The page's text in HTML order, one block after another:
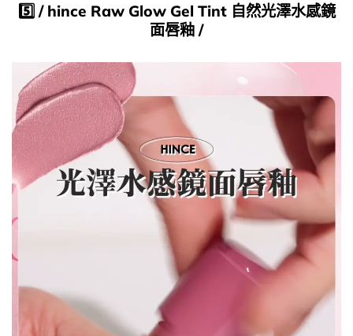
5️⃣​ / hince Raw Glow Gel Tint 自然光澤水感鏡
面唇釉 /